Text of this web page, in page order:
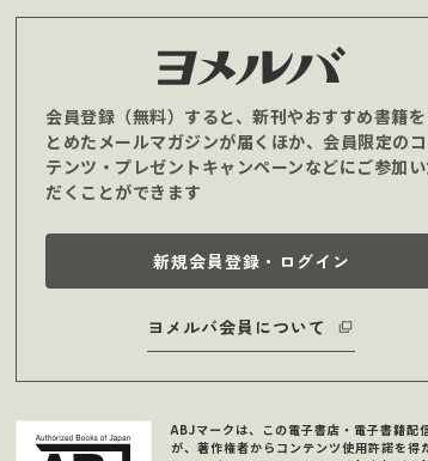
会員登録（無料）すると、新刊やおすすめ書籍を
とめたメールマガジンが届くほか、会員限定の
テンツ・プレゼントキャンペーンなどにご参加
だくことができます
新規会員登録・ログイン
ヨメルバ会員について
ABJマークは、この電子書店・電子書籍配
が、著作権者からコンテンツ使用許諾を得